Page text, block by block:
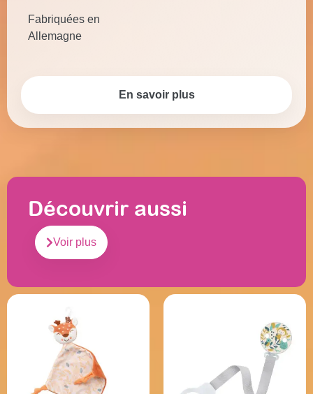
En savoir plus
Fabriquées en
Allemagne
Découvrir aussi
Voir plus